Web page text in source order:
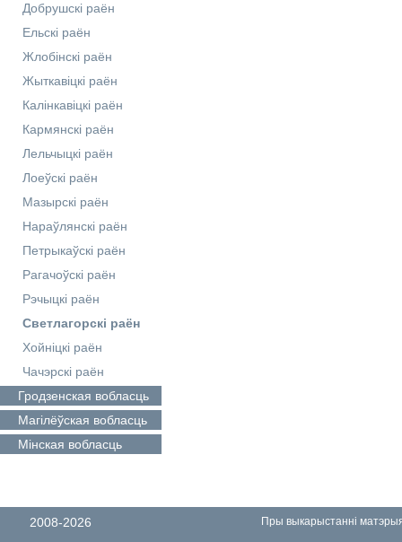
Добрушскі раён
Ельскі раён
Жлобінскі раён
Жыткавіцкі раён
Калінкавіцкі раён
Кармянскі раён
Лельчыцкі раён
Лоеўскі раён
Мазырскі раён
Нараўлянскі раён
Петрыкаўскі раён
Рагачоўскі раён
Рэчыцкі раён
Светлагорскі раён
Хойніцкі раён
Чачэрскі раён
Гродзенская вобласць
Магілёўская вобласць
Мінская вобласць
2008-2026 Пры выкарыстанні